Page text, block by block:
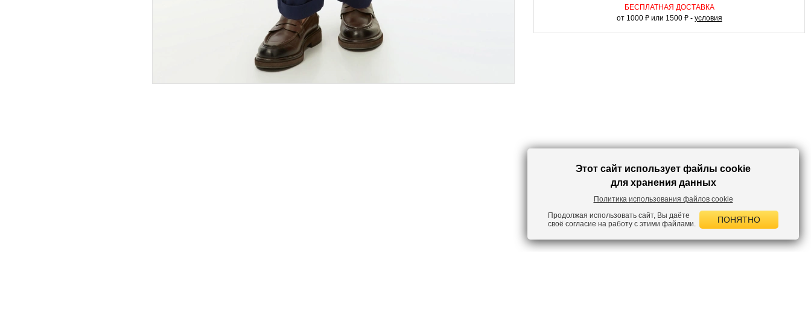
повседневный или деловой наряд. Они универсальны и будут уместны
на официальной встрече, во время путешествий или на свидании.
БЕСПЛАТНАЯ ДОСТАВКА
от 1000 ₽ или 1500 ₽ - условия
Этот сайт использует файлы cookie
для хранения данных
Политика использования файлов cookie
Продолжая использовать сайт, Вы даёте
своё согласие на работу с этими файлами.
ПОНЯТНО